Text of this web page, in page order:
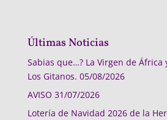
Últimas Noticias
Sabias que…? La Virgen de
Los Gitanos. 05/08/2026
AVISO 31/07/2026
Lotería de Navidad 2026 de la